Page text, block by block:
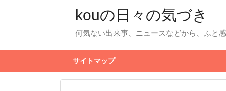
kouの日々の気づき
何気ない出来事、ニュースなどから、ふと
サイトマップ